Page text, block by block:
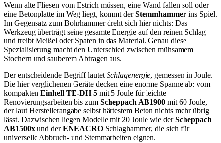
Wenn alte Fliesen vom Estrich müssen, eine Wand fallen soll oder
eine Betonplatte im Weg liegt, kommt derStemmhammer ins Spiel.
Im Gegensatz zum Bohrhammer dreht sich hier nichts: Das
Werkzeug überträgt seine gesamte Energie auf den reinen Schlag
und treibt Meißel oder Spaten in das Material. Genau diese
Spezialisierung macht den Unterschied zwischen mühsamem
Stochern und sauberem Abtragen aus.
Der entscheidende Begriff lautet Schlagenergie, gemessen in Joule.
Die hier verglichenen Geräte decken eine enorme Spanne ab: vom
kompakten Einhell TE-DH 5 mit 5 Joule für leichte
Renovierungsarbeiten bis zum Scheppach AB1900 mit 60 Joule,
der laut Herstellerangabe selbst härtestem Beton nichts mehr übrig
lässt. Dazwischen liegen Modelle mit 20 Joule wie derScheppach
AB1500x und derENEACRO Schlaghammer, die sich für
universelle Abbruch- und Stemmarbeiten eignen.